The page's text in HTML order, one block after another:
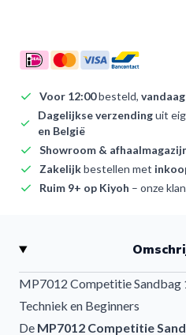
Voor 12:00besteld, vandaag
Dagelijkse verzendinguit
en België
Showroom &
Zakelijkbestellen met
Ruim 9+ op Kiyoh – onze
MP7012 Competitie Sandbag
Techniek en Beginners
De MP7012 Competitie